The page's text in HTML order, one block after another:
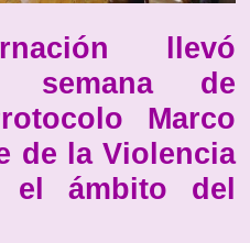
llevó
semana de
Marco
de la Violencia
el ámbito del